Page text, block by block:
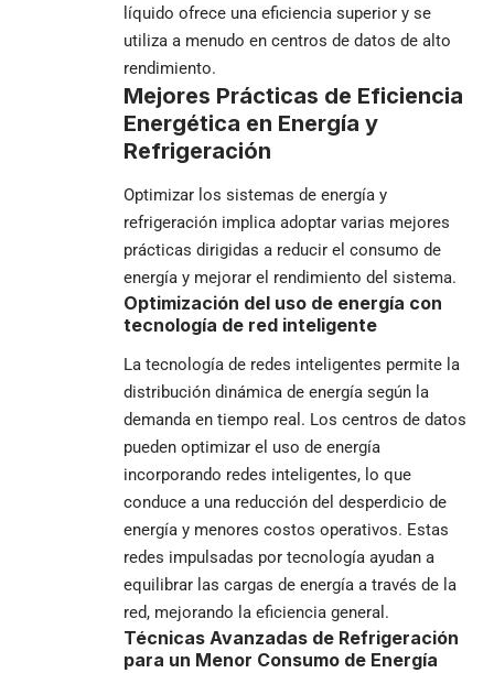
líquido ofrece una eficiencia superior y se
utiliza a menudo en centros de datos de alto
rendimiento.
Mejores Prácticas de Eficiencia
Energética en Energía y
Refrigeración
Optimizar los sistemas de energía y
refrigeración implica adoptar varias mejores
prácticas dirigidas a reducir el consumo de
energía y mejorar el rendimiento del sistema.
Optimización del uso de energía con
tecnología de red inteligente
La tecnología de redes inteligentes permite la
distribución dinámica de energía según la
demanda en tiempo real. Los centros de datos
pueden optimizar el uso de energía
incorporando redes inteligentes, lo que
conduce a una reducción del desperdicio de
energía y menores costos operativos. Estas
redes impulsadas por tecnología ayudan a
equilibrar las cargas de energía a través de la
red, mejorando la eficiencia general.
Técnicas Avanzadas de Refrigeración
para un Menor Consumo de Energía